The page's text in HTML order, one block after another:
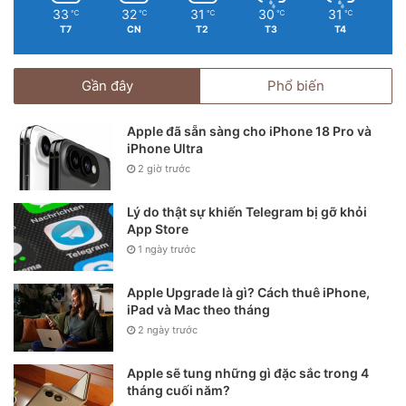
một bản nâng cấp thú vị.
Ảnh concept dòng iPhone 17.
Về phía iPhone 17 Pro, Apple có thể đang cân nhắc nâng
cấp ống kính tele 48MP, hỗ trợ zoom 3,5x. Trước đó, những
chiếc iPhone Pro chỉ có ống kính zoom 12MP cũ kỹ.
33 ℃
T7
32 ℃
CN
31 ℃
T2
30 ℃
T3
31 ℃
T4
Gần đây Phổ biến
Apple đã sẵn sàng cho iPhone 18 Pro và
iPhone Ultra
2 giờ trước
Lý do thật sự khiến Telegram bị gỡ khỏi
App Store
1 ngày trước
Apple Upgrade là gì? Cách thuê iPhone,
iPad và Mac theo tháng
2 ngày trước
Apple sẽ tung những gì đặc sắc trong 4
tháng cuối năm?